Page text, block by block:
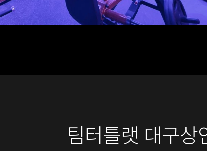
팀터틀랫 대구상